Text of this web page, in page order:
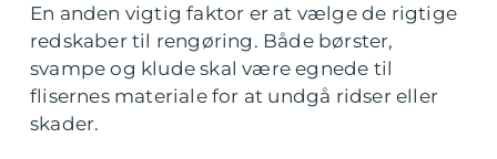
En anden vigtig faktor er at vælge de rigtige
redskaber til rengøring. Både børster,
svampe og klude skal være egnede til
flisernes materiale for at undgå ridser eller
skader.